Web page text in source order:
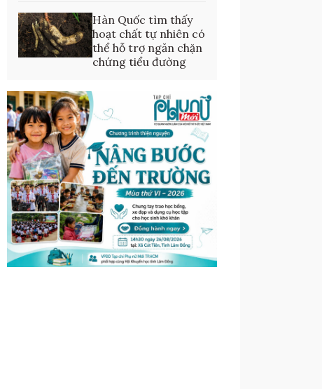
Hàn Quốc tìm thấy
hoạt chất tự nhiên có
thể hỗ trợ ngăn chặn
chứng tiểu đường